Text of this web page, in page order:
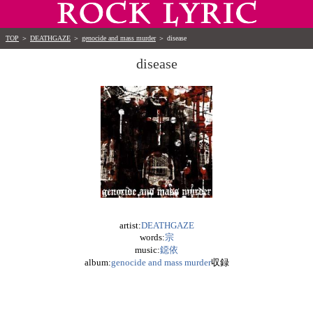
TOP ＞ DEATHGAZE ＞ genocide and mass murder ＞ disease
disease
artist:DEATHGAZE
words:宗
music:鐚依
album:genocide and mass murder収録